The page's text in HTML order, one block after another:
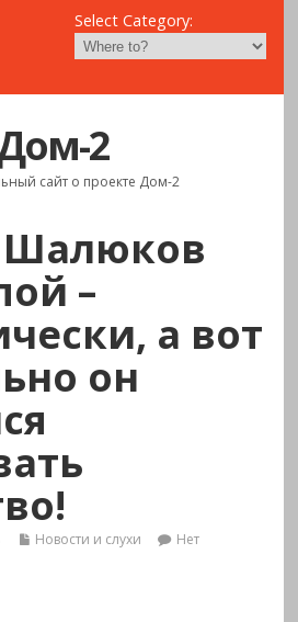
Select Category:
2
сайт о проекте Дом-2
Шалюков
–
а вот
он
Новости и слухи
Нет